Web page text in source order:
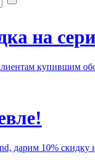
на
купившим
дарим 10% скидку